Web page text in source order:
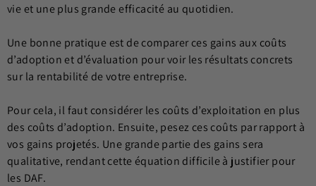
vie et une plus grande efficacité au quotidien.
Une bonne pratique est de comparer ces gains aux coûts
d’adoption et d’évaluation pour voir les résultats concrets
sur la rentabilité de votre entreprise.
Pour cela, il faut considérer les coûts d’exploitation en plus
des coûts d’adoption. Ensuite, pesez ces coûts par rapport à
vos gains projetés. Une grande partie des gains sera
qualitative, rendant cette équation difficile à justifier pour
les DAF.